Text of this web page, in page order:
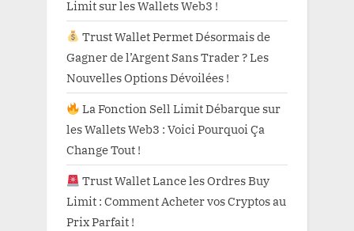
Limit sur les Wallets Web3 !
Trust Wallet Permet Désormais de
Gagner de l’Argent Sans Trader ? Les
Nouvelles Options Dévoilées !
La Fonction Sell Limit Débarque sur
les Wallets Web3 : Voici Pourquoi Ça
Change Tout !
Trust Wallet Lance les Ordres Buy
Limit : Comment Acheter vos Cryptos au
Prix Parfait !